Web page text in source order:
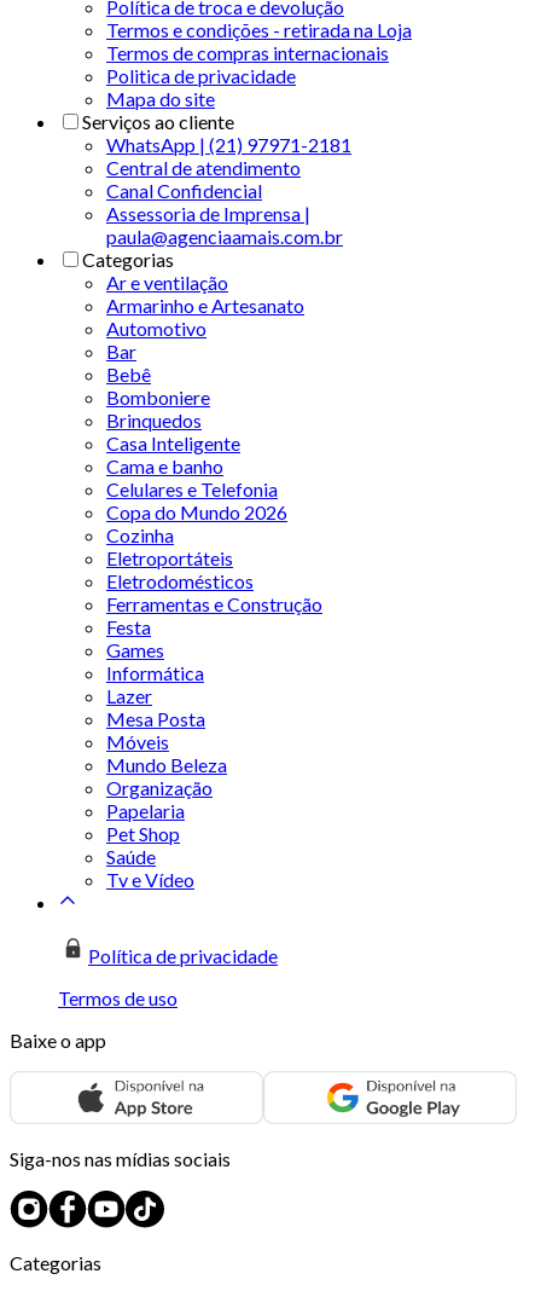
Política de troca e devolução
Termos e condições - retirada na Loja
Termos de compras internacionais
Politica de privacidade
Mapa do site
Serviços ao cliente
WhatsApp | (21) 97971-2181
Central de atendimento
Canal Confidencial
Assessoria de Imprensa |
paula@agenciaamais.com.br
Categorias
Ar e ventilação
Armarinho e Artesanato
Automotivo
Bar
Bebê
Bomboniere
Brinquedos
Casa Inteligente
Cama e banho
Celulares e Telefonia
Copa do Mundo 2026
Cozinha
Eletroportáteis
Eletrodomésticos
Ferramentas e Construção
Festa
Games
Informática
Lazer
Mesa Posta
Móveis
Mundo Beleza
Organização
Papelaria
Pet Shop
Saúde
Tv e Vídeo
Política de privacidade
Termos de uso
Baixe o app
Siga-nos nas mídias sociais
Categorias